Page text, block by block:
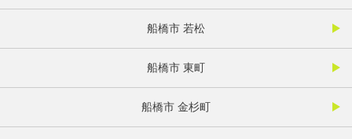
船橋市 若松
船橋市 東町
船橋市 金杉町